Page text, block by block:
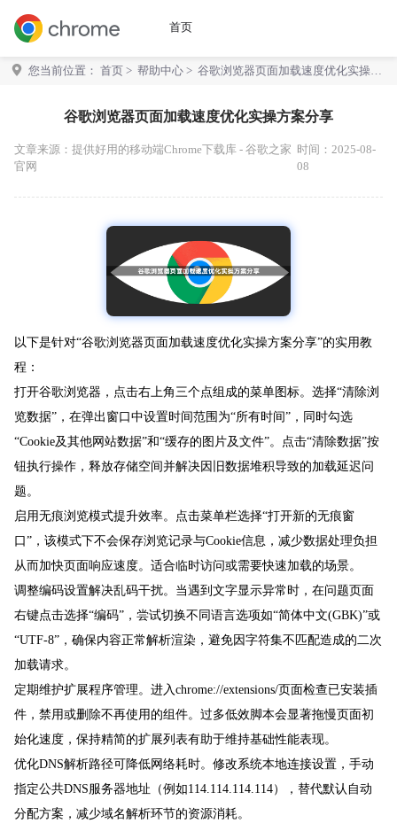
首页
您当前位置： 首页 > 帮助中心 > 谷歌浏览器页面加载速度优化实操方
谷歌浏览器页面加载速度优化实操方案分享
文章来源： 提供好用的移动端Chrome下载库 - 谷歌之家
官网
时间：2025-08-
08
以下是针对“谷歌浏览器页面加载速度优化实操方案分享”的实用教
程：
打开谷歌浏览器，点击右上角三个点组成的菜单图标。选择“清除浏
览数据”，在弹出窗口中设置时间范围为“所有时间”，同时勾选
“Cookie及其他网站数据”和“缓存的图片及文件”。点击“清除数据”按
钮执行操作，释放存储空间并解决因旧数据堆积导致的加载延迟问
题。
启用无痕浏览模式提升效率。点击菜单栏选择“打开新的无痕窗
口”，该模式下不会保存浏览记录与Cookie信息，减少数据处理负担
从而加快页面响应速度。适合临时访问或需要快速加载的场景。
调整编码设置解决乱码干扰。当遇到文字显示异常时，在问题页面
右键点击选择“编码”，尝试切换不同语言选项如“简体中文(GBK)”或
“UTF-8”，确保内容正常解析渲染，避免因字符集不匹配造成的二次
加载请求。
定期维护扩展程序管理。进入chrome://extensions/页面检查已安装插
件，禁用或删除不再使用的组件。过多低效脚本会显著拖慢页面初
始化速度，保持精简的扩展列表有助于维持基础性能表现。
优化DNS解析路径可降低网络耗时。修改系统本地连接设置，手动
指定公共DNS服务器地址（例如114.114.114.114），替代默认自动
分配方案，减少域名解析环节的资源消耗。